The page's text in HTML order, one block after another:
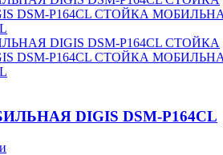
DIGIS DSM-P164CL